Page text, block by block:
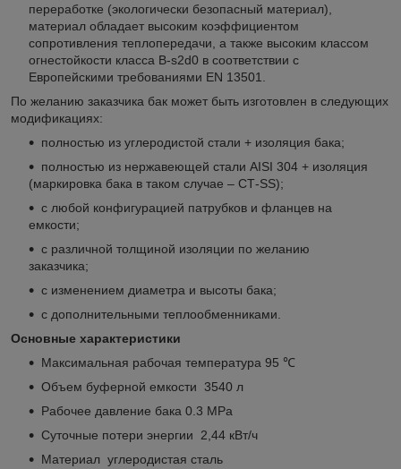
переработке (экологически безопасный материал),
материал обладает высоким коэффициентом
сопротивления теплопередачи, а также высоким классом
огнестойкости класса B-s2d0 в соответствии с
Европейскими требованиями EN 13501.
По желанию заказчика бак может быть изготовлен в следующих
модификациях:
полностью из углеродистой стали + изоляция бака;
полностью из нержавеющей стали AISI 304 + изоляция
(маркировка бака в таком случае – СТ-SS);
с любой конфигурацией патрубков и фланцев на
емкости;
с различной толщиной изоляции по желанию
заказчика;
с изменением диаметра и высоты бака;
с дополнительными теплообменниками.
Основные характеристики
Максимальная рабочая температура 95 ℃
Объем буферной емкости 3540 л
Рабочее давление бака 0.3 МРа
Суточные потери энергии 2,44 кВт/ч
Материал углеродистая сталь